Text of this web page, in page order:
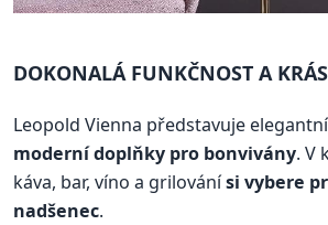
DOKONALÁ FUNKČNOST A
Leopold Vienna představuje
moderní doplňky pro bonvivány. V
káva, bar, víno a grilovánísi vybere
nadšenec.